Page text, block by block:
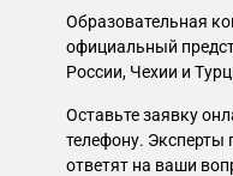
Образовательная
официальный
России, Чехии и
Оставьте заявку
телефону.
ответят на ваши